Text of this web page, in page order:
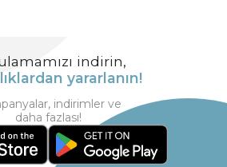
indirin,
yararlanın!
indirimler ve
daha fazlası!